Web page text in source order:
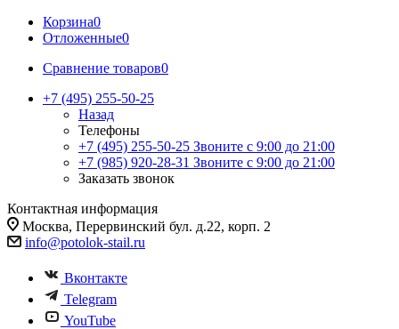
Корзина0
Отложенные0
Сравнение товаров0
+7 (495) 255-50-25
Назад
Телефоны
+7 (495) 255-50-25 Звоните с 9:00 до 21:00
+7 (985) 920-28-31 Звоните с 9:00 до 21:00
Заказать звонок
Контактная информация
Москва, Перервинский бул. д.22, корп. 2
info@potolok-stail.ru
Вконтакте
Telegram
YouTube